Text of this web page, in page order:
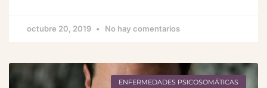
octubre 20, 2019 No hay comentarios
ENFERMEDADES PSICOSOMÁTICAS